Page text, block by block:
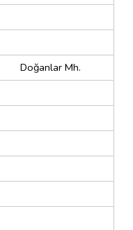
Doğanlar Mh.